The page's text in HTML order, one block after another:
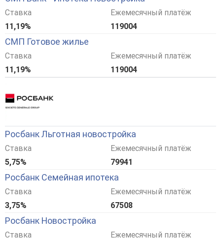
Ставка
11,19%
Ежемесячный платёж
119004
СМП Готовое жилье
Ставка
11,19%
Ежемесячный платёж
119004
Росбанк Льготная новостройка
Ставка
5,75%
Ежемесячный платёж
79941
Росбанк Семейная ипотека
Ставка
3,75%
Ежемесячный платёж
67508
Росбанк Новостройка
Ставка Ежемесячный платёж